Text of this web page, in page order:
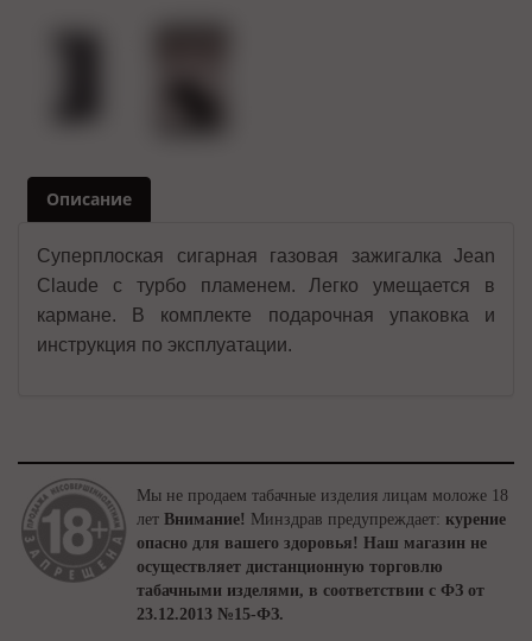
Описание
Суперплоская сигарная газовая зажигалка Jean
Claude с турбо пламенем. Легко умещается в
кармане. В комплекте подарочная упаковка и
инструкция по эксплуатации.
Мы не продаем табачные изделия лицам моложе 18
лет Внимание! Минздрав предупреждает: курение
опасно для вашего здоровья! Наш магазин не
осуществляет дистанционную торговлю
табачными изделями, в соответствии с ФЗ от
23.12.2013 №15-ФЗ.